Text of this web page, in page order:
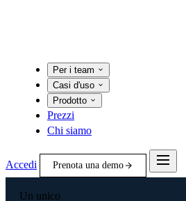
Per i team
Casi d'uso
Prodotto
Prezzi
Chi siamo
Accedi Prenota una demo
Un unico